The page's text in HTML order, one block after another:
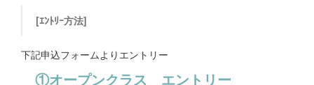
[ｴﾝﾄﾘｰ方法]
下記申込フォームよりエントリー
①オープンクラス エントリー